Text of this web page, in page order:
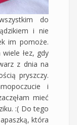
do
i nie
im pomoże.
łez, gdy
z dnia na
pryszczy.
i
mieć
:( Do tego
która